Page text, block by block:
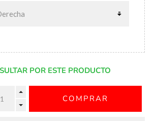
POR ESTE PRODUCTO